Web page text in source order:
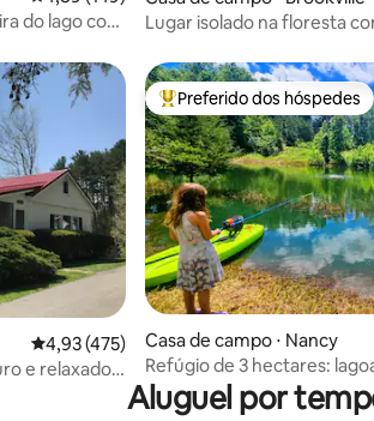
do lago com
Lugar isolado na floresta
4,93 de uma avaliação média de 5, 475
4,93 (475)
e relaxado
Entre os melhores
Preferido dos hóspedes
Casa de campo ⋅ Nancy
Refúgio de 3 hectares:
cachoeiras e disc golf
Aluguel por